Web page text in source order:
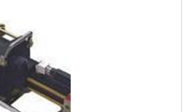
SOBRE O
a ar comprimido, tem o
que as